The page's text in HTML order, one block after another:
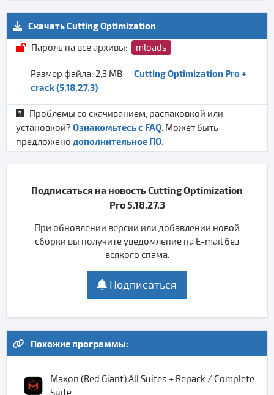
Скачать Cutting Optimization
Пароль на все архивы:
mloads
Размер файла: 2,3 MB —Cutting Optimization Pro +
crack (5.18.27.3)
Проблемы со скачиванием, распаковкой или
установкой? Ознакомьтесь с FAQ. Может быть
предложено дополнительное ПО.
Подписаться на новость Cutting Optimization
Pro 5.18.27.3
При обновлении версии или добавлении новой
сборки вы получите уведомление на E-mail без
всякого спама.
Подписаться
Похожие программы:
Maxon (Red Giant) All Suites + Repack / Complete
Suite